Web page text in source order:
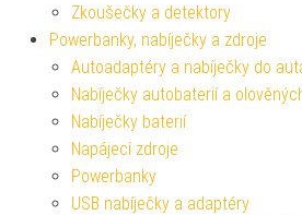
Zkoušečky a detektory
Powerbanky, nabíječky a zdroje
Autoadaptéry a nabíječky do
Nabíječky autobaterií a
Nabíječky baterií
Napájecí zdroje
Powerbanky
USB nabíječky a adaptéry